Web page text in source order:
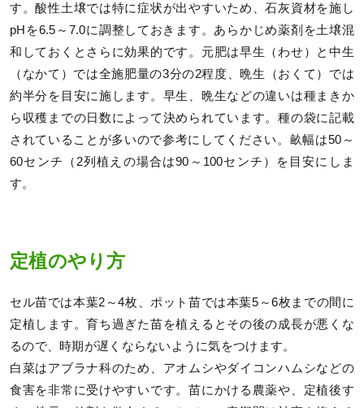
す。酸性土壌では特に症状が出やすいため、石灰資材を施し
pHを6.5～7.0に調整しておきます。あらかじめ薬剤を土壌混
和しておくとさらに効果的です。元肥は早生（わせ）と中生
（なかて）では全施肥量の3分の2程度、晩生（おくて）では
約半分を目安に施します。早生、晩生などの違いは種まきか
ら収穫までの日数によって決められています。種の袋に記載
されていることが多いので参考にしてください。畝幅は50～
60センチ（2列植えの場合は90～100センチ）を目安にしま
す。
定植のやり方
セル苗では本葉2～4枚、ポット苗では本葉5～6枚までの間に
定植します。育ち過ぎた苗を植えるとその後の成長が悪くな
るので、時期が遅くならないように気をつけます。
白菜はアブラナ科のため、アオムシやダイコンハムシなどの
食害を非常に受けやすいです。苗にかける農薬や、定植後す